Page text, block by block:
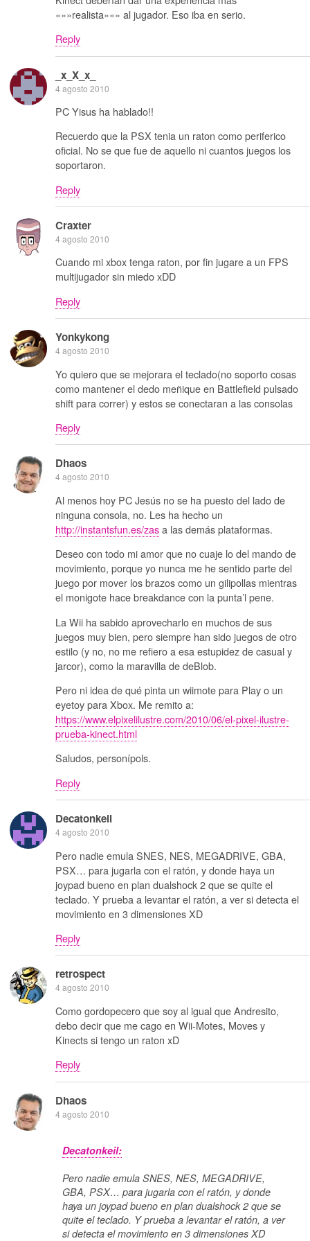
«»»realista»»» al jugador. Eso iba en serio.
Reply
_x_X_x_
4 agosto 2010
PC Yisus ha hablado!!
Recuerdo que la PSX tenia un raton como periferico
oficial. No se que fue de aquello ni cuantos juegos los
soportaron.
Reply
Craxter
4 agosto 2010
Cuando mi xbox tenga raton, por fin jugare a un FPS
multijugador sin miedo xDD
Reply
Yonkykong
4 agosto 2010
Yo quiero que se mejorara el teclado(no soporto cosas
como mantener el dedo meñique en Battlefield pulsado
shift para correr) y estos se conectaran a las consolas
Reply
Dhaos
4 agosto 2010
Al menos hoy PC Jesús no se ha puesto del lado de
ninguna consola, no. Les ha hecho un
http://instantsfun.es/zasa las demás plataformas.
Deseo con todo mi amor que no cuaje lo del mando de
movimiento, porque yo nunca me he sentido parte del
juego por mover los brazos como un gilipollas mientras
el monigote hace breakdance con la punta’l pene.
La Wii ha sabido aprovecharlo en muchos de sus
juegos muy bien, pero siempre han sido juegos de otro
estilo (y no, no me refiero a esa estupidez de casual y
jarcor), como la maravilla de deBlob.
Pero ni idea de qué pinta un wiimote para Play o un
eyetoy para Xbox. Me remito a:
https://www.elpixelilustre.com/2010/06/el-pixel-ilustre-
prueba-kinect.html
Saludos, personípols.
Reply
Decatonkeil
4 agosto 2010
Pero nadie emula SNES, NES, MEGADRIVE, GBA,
PSX… para jugarla con el ratón, y donde haya un
joypad bueno en plan dualshock 2 que se quite el
teclado. Y prueba a levantar el ratón, a ver si detecta el
movimiento en 3 dimensiones XD
Reply
retrospect
4 agosto 2010
Como gordopecero que soy al igual que Andresito,
debo decir que me cago en Wii-Motes, Moves y
Kinects si tengo un raton xD
Reply
Dhaos
4 agosto 2010
Decatonkeil:
Pero nadie emula SNES, NES, MEGADRIVE,
GBA, PSX… para jugarla con el ratón, y donde
haya un joypad bueno en plan dualshock 2 que se
quite el teclado. Y prueba a levantar el ratón, a ver
si detecta el movimiento en 3 dimensiones XD